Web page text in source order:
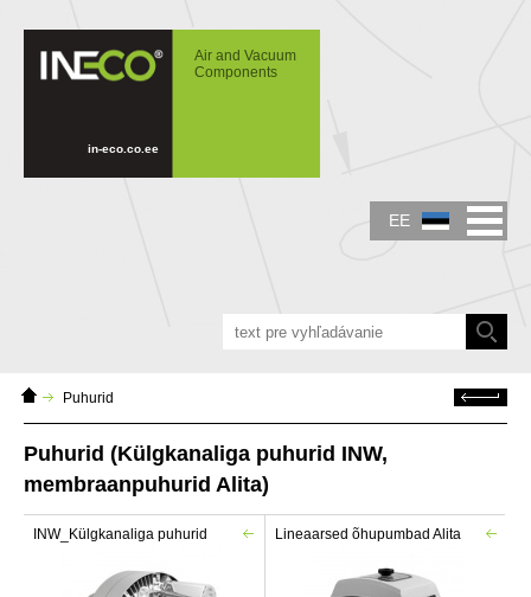
Lineaarsed õhupumbad Alita, Külgkanaliga
puhurid INW
Air and Vacuum
Components
in-eco.co.ee
Home
page
Puhurid Tagasi
Puhurid (Külgkanaliga puhurid INW,
membraanpuhurid Alita)
INW_Külgkanaliga puhurid Lineaarsed õhupumbad Alita
EE